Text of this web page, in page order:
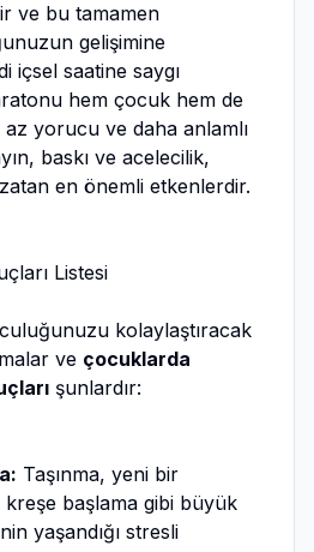
ve bu tamamen
gelişimine
içsel saatine saygı
hem çocuk hem de
yorucu ve daha anlamlı
baskı ve acelecilik,
en önemli etkenlerdir.
Listesi
kolaylaştıracak
ve çocuklarda
şunlardır:
Taşınma, yeni bir
başlama gibi büyük
yaşandığı stresli